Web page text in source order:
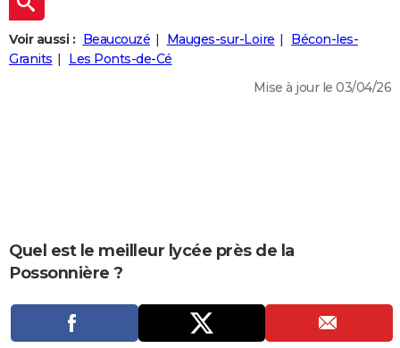
Guides de France
Escapades
Patrimoine
Expositions
Musées
Week-end nature
+
LIFESTYLE
Art de vivre
Bien-être
Loisirs
Mode
Modes de vie
+SANTE
Carte de Noël
Carte Bonne année
Carte Saint-Valentin
Carte Pâques
Carte d'anniversaire
DICTIONNAIRE
Dictionnaire
Biographies
Citations
Expressions
Proverbes
PROGRAMME TV
Voir aussi : Beaucouzé Mauges-sur-Loire
Bécon-les-
Granits
Les Ponts-de-Cé
Mise à jour le 03/04/26
Quel est le meilleur lycée près de la
Possonnière ?